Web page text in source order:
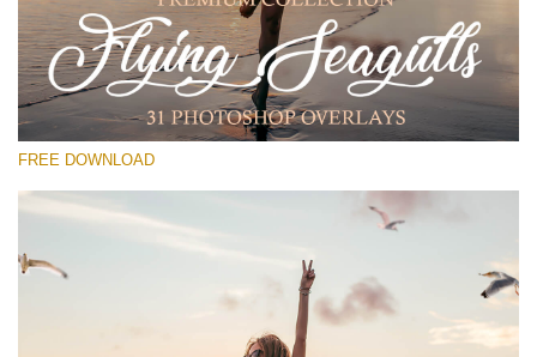
Free PNG Overlay #16
Small 800*533px
Flying Seagulls
(31 Overlays)
Luxury Wedding
(373 Overlays)
FREE DOWNLOAD